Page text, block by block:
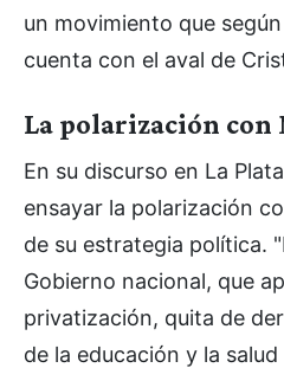
un movimiento que
cuenta con el aval de
La polarización con
En su discurso en La
ensayar la polarización
de su estrategia política.
Gobierno nacional, que
privatización, quita de
de la educación y la